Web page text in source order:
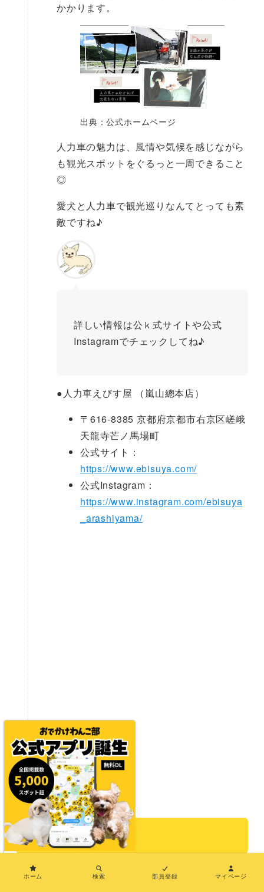
かかります。
出典：公式ホームページ
人力車の魅力は、風情や気候を感じながら
も観光スポットをぐるっと一周できること
◎
愛犬と人力車で観光巡りなんてとっても素
敵ですね♪
詳しい情報は公ｋ式サイトや公式
Instagramでチェックしてね♪
●人力車えびす屋 （嵐山總本店）
〒616-8385 京都府京都市右京区嵯峨
天龍寺芒ノ馬場町
公式サイト：
https://www.ebisuya.com/
公式Instagram：
https://www.instagram.com/ebisuya
_arashiyama/
まとめ
以上、京都モデルコースのご紹介でした♪
ホーム 検索 部員登録 マイページ